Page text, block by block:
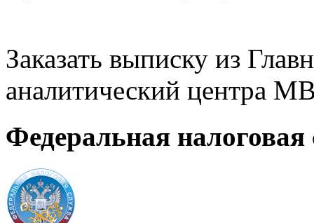
Заказать выписку из
аналитический центра
Федеральная налоговая